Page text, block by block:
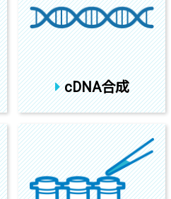
cDNA合成